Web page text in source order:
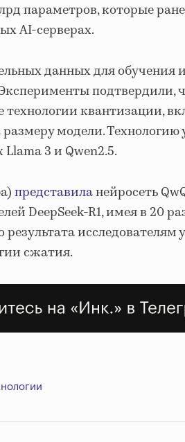
параметров, которые
AI-серверах.
данных для обучения
подтвердили,
квантизации,
модели.
3 и Qwen2.5.
представиланейросеть
DeepSeek-R1, имея в 20
исследователям
сжатия.